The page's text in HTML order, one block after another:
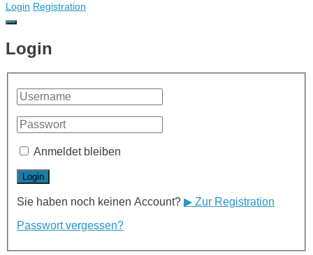
Login Registration
Login
Anmeldet bleiben
Sie haben noch keinen Account? ▶ Zur Registration
Passwort vergessen?